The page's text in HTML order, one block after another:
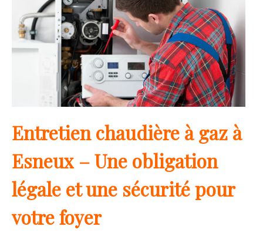
Entretien chaudière à gaz à
Esneux – Une obligation
légale et une sécurité pour
votre foyer